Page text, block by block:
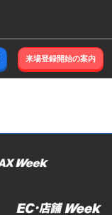
来場登録開始の案内